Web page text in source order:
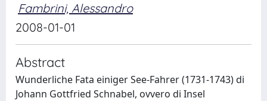
Fambrini, Alessandro
2008-01-01
Abstract
Wunderliche Fata einiger See-Fahrer (1731-1743) di
Johann Gottfried Schnabel, ovvero di Insel